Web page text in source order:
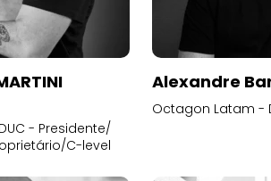
- Presidente/
C-level
Alexandre
Octagon Latam -